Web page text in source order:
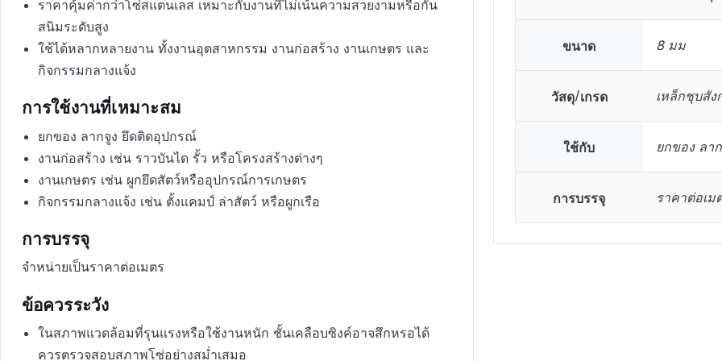
ราคาคุ้มค่ากว่าโซ่สแตนเลส เหมาะกับงานที่ไม่เน้นความสวยงามหรือกัน
สนิมระดับสูง
ใช้ได้หลากหลายงาน ทั้งงานอุตสาหกรรม งานก่อสร้าง งานเกษตร และ
กิจกรรมกลางแจ้ง
การใช้งานที่เหมาะสม
ยกของ ลากจูง ยึดติดอุปกรณ์
งานก่อสร้าง เช่น ราวบันได รั้ว หรือโครงสร้างต่างๆ
งานเกษตร เช่น ผูกยึดสัตว์หรืออุปกรณ์การเกษตร
กิจกรรมกลางแจ้ง เช่น ตั้งแคมป์ ล่าสัตว์ หรือผูกเรือ
การบรรจุ
จำหน่ายเป็นราคาต่อเมตร
ข้อควรระวัง
ในสภาพแวดล้อมที่รุนแรงหรือใช้งานหนัก ชั้นเคลือบซิงค์อาจสึกหรอได้
ควรตรวจสอบสภาพโซ่อย่างสม่ำเสมอ
ขนาด 8 มม
วัสดุ/เกรด เหล็กชุบสั
ใช้กับ ยกของ ลา
การบรรจุ ราคาต่อเม